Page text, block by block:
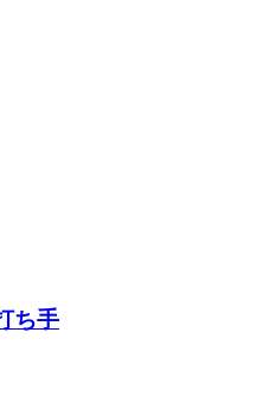
ち手